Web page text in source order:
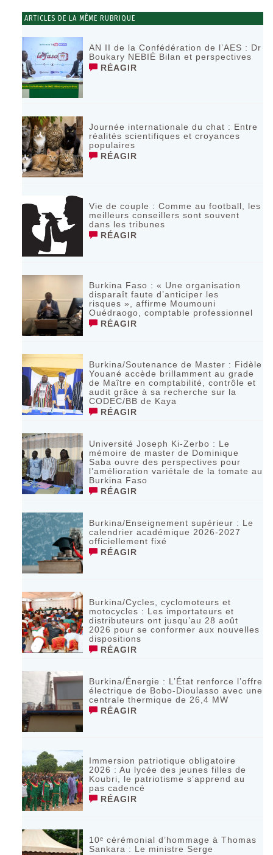
ARTICLES DE LA MÊME RUBRIQUE
AN II de la Confédération de l’AES : Dr
Boukary NEBIÉ Bilan et perspectives
RÉAGIR
Journée internationale du chat : Entre
réalités scientifiques et croyances
populaires
RÉAGIR
Vie de couple : Comme au football, les
meilleurs conseillers sont souvent
dans les tribunes
RÉAGIR
Burkina Faso : « Une organisation
disparaît faute d’anticiper les
risques », affirme Moumouni
Ouédraogo, comptable professionnel
RÉAGIR
Burkina/Soutenance de Master : Fidèle
Youané accède brillamment au grade
de Maître en comptabilité, contrôle et
audit grâce à sa recherche sur la
CODEC/BB de Kaya
RÉAGIR
Université Joseph Ki-Zerbo : Le
mémoire de master de Dominique
Saba ouvre des perspectives pour
l’amélioration variétale de la tomate au
Burkina Faso
RÉAGIR
Burkina/Enseignement supérieur : Le
calendrier académique 2026-2027
officiellement fixé
RÉAGIR
Burkina/Cycles, cyclomoteurs et
motocycles : Les importateurs et
distributeurs ont jusqu’au 28 août
2026 pour se conformer aux nouvelles
dispositions
RÉAGIR
Burkina/Énergie : L’État renforce l’offre
électrique de Bobo-Dioulasso avec une
centrale thermique de 26,4 MW
RÉAGIR
Immersion patriotique obligatoire
2026 : Au lycée des jeunes filles de
Koubri, le patriotisme s’apprend au
pas cadencé
RÉAGIR
10ᵉ cérémonial d’hommage à Thomas
Sankara : Le ministre Serge